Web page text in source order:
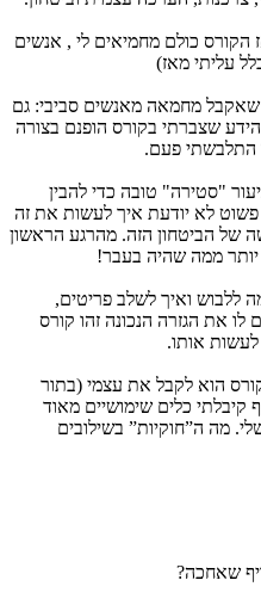
הקורס כולם מחמיאים לי , אנשים
עליתי מאז)
שאקבל מחמאה מאנשים סביבי: גם
שצברתי בקורס הופנם בצורה
התלבשתי פעם.
"סטירה" טובה כדי להבין
לא יודעת איך לעשות את זה
של הביטחון הזה. מהרגע הראשון
ממה שהיה בעבר!
ללבוש ואיך לשלב פריטים,
לו את הגזרה הנכונה זהו קורס
אותו.
הוא לקבל את עצמי (בתור
קיבלתי כלים שימושיים מאוד
מה ה”חוקיות” בשילובים
שאחכה?